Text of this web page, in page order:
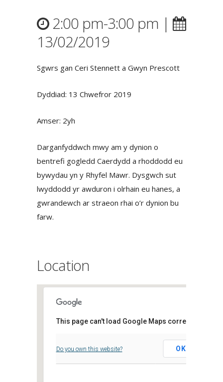
2:00 pm-3:00 pm |
13/02/2019
Sgwrs gan Ceri Stennett a Gwyn Prescott
Dyddiad: 13 Chwefror 2019
Amser: 2yh
Darganfyddwch mwy am y dynion o
bentrefi gogledd Caerdydd a rhoddodd eu
bywydau yn y Rhyfel Mawr. Dysgwch sut
lwyddodd yr awduron i olrhain eu hanes, a
gwrandewch ar straeon rhai o’r dynion bu
farw.
Location
Clos Parc Morgannwg, - Leckwith,
This page can't load Google Maps correctly.
Do you own this website? OK